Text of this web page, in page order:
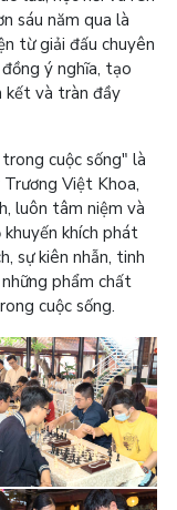
sáu năm qua là
từ giải đấu chuyên
ý nghĩa, tạo
kết và tràn đầy
cuộc sống" là
Việt Khoa,
luôn tâm niệm và
khích phát
sự kiên nhẫn, tinh
phẩm chất
cuộc sống.